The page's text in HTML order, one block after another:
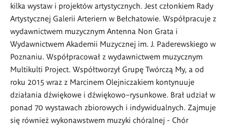
kilka wystaw i projektów artystycznych. Jest członkiem Rady
Artystycznej Galerii Arteriern w Bełchatowie. Współpracuje z
wydawnictwem muzycznym Antenna Non Grata i
Wydawnictwem Akademii Muzycznej im. J. Paderewskiego w
Poznaniu. Współpracował z wydawnictwem muzycznym
Multikulti Project. Współtworzył Grupę Twórczą My, a od
roku 2015 wraz z Marcinem Olejniczakiem kontynuuje
działania dźwiękowe i dźwiękowo–rysunkowe. Brał udział w
ponad 70 wystawach zbiorowych i indywidualnych. Zajmuje
się również wykonawstwem muzyki chóralnej - Chór